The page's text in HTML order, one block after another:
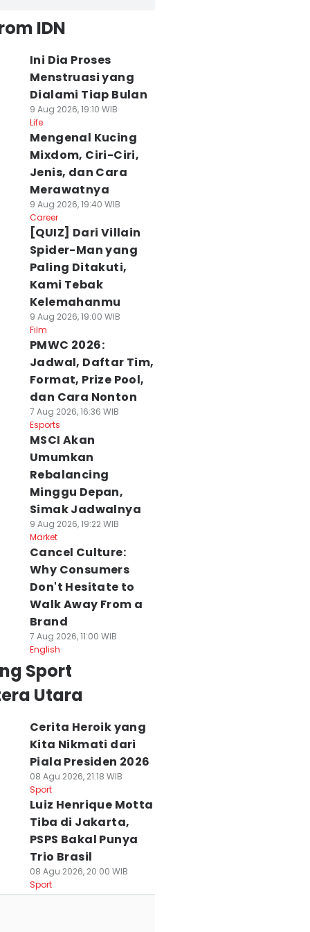
IDN
Ini Dia Proses
Menstruasi yang
Dialami Tiap Bulan
9 Aug 2026, 19:10 WIB
Life
Mengenal Kucing
Mixdom, Ciri-Ciri,
Jenis, dan Cara
Merawatnya
9 Aug 2026, 19:40 WIB
Career
[QUIZ] Dari Villain
Spider-Man yang
Paling Ditakuti,
Kami Tebak
Kelemahanmu
9 Aug 2026, 19:00 WIB
Film
PMWC 2026:
Jadwal, Daftar Tim,
Format, Prize Pool,
dan Cara Nonton
7 Aug 2026, 16:36 WIB
Esports
MSCI Akan
Umumkan
Rebalancing
Minggu Depan,
Simak Jadwalnya
9 Aug 2026, 19:22 WIB
Market
Cancel Culture:
Why Consumers
Don't Hesitate to
Walk Away From a
Brand
7 Aug 2026, 11:00 WIB
English
Sport
Utara
Cerita Heroik yang
Kita Nikmati dari
Piala Presiden 2026
08 Agu 2026, 21:18 WIB
Sport
Luiz Henrique Motta
Tiba di Jakarta,
PSPS Bakal Punya
Trio Brasil
08 Agu 2026, 20:00 WIB
Sport